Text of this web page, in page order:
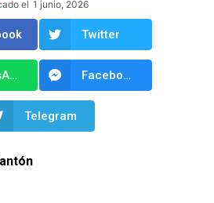
el 1 junio, 2026
Twitter
WhatsApp Facebook Messenger
Telegram